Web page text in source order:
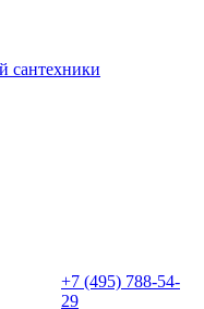
сантехники
+7 (495) 788-54-
29